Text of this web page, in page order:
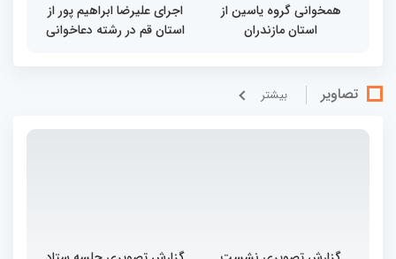
همخوانی گروه یاسین از
استان مازندران
اجرای علیرضا ابراهیم پور از
استان قم در رشته دعاخوانی
تصاویر بيشتر